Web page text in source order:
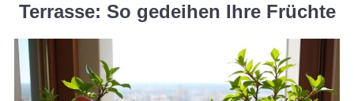
Terrasse: So gedeihen Ihre Früchte